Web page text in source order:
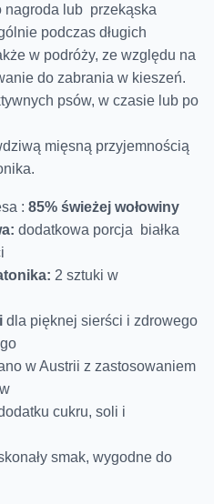
nagroda lub przekąska
podczas długich
w podróży, ze względu na
do zabrania w kieszeń.
psów, w czasie lub po
mięsną przyjemnością
: 85% świeżej wołowiny
dodatkowa porcja białka
2 sztuki w
dla pięknej sierści i zdrowego
w Austrii z zastosowaniem
cukru, soli i
smak, wygodne do